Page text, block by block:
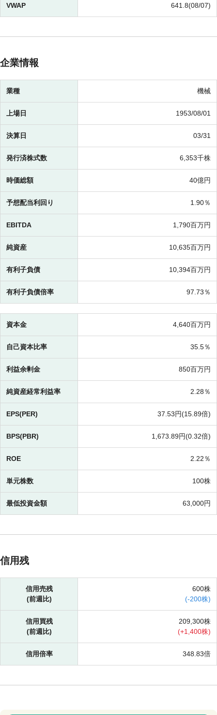
VWAP 641.8(08/07)
企業情報
業種 機械
上場日 1953/08/01
決算日 03/31
発行済株式数 6,353千株
時価総額 40億円
予想配当利回り 1.90％
EBITDA 1,790百万円
純資産 10,635百万円
有利子負債 10,394百万円
有利子負債倍率 97.73％
資本金 4,640百万円
自己資本比率 35.5％
利益余剰金 850百万円
純資産経常利益率 2.28％
EPS(PER) 37.53円(15.89倍)
BPS(PBR) 1,673.89円(0.32倍)
ROE 2.22％
単元株数 100株
最低投資金額 63,000円
信用残
信用売残
(前週比)
600株
(-200株)
信用買残
(前週比)
209,300株
(+1,400株)
信用倍率 348.83倍